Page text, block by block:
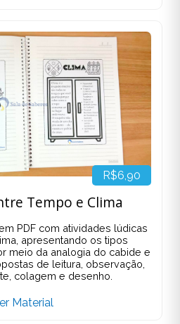
R$6,90
Tempo e Clima
PDF com atividades lúdicas
apresentando os tipos
meio da analogia do cabide e
de leitura, observação,
colagem e desenho.
Material